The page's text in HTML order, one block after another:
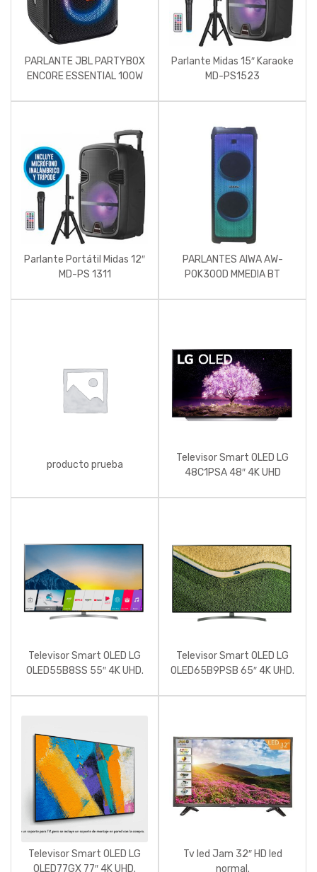
PARLANTE JBL PARTYBOX
ENCORE ESSENTIAL 100W
Parlante Midas 15″ Karaoke
MD-PS1523
Parlante Portátil Midas 12″
MD-PS 1311
PARLANTES AIWA AW-
POK300D MMEDIA BT
producto prueba
Televisor Smart OLED LG
48C1PSA 48″ 4K UHD
Televisor Smart OLED LG
OLED55B8SS 55″ 4K UHD.
Televisor Smart OLED LG
OLED65B9PSB 65″ 4K UHD.
Televisor Smart OLED LG
OLED77GX 77″ 4K UHD.
Tv led Jam 32″ HD led
normal.